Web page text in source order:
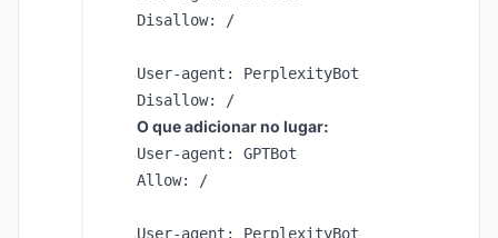
Disallow: /
User-agent: PerplexityBot
O que adicionar no lugar:
User-agent: GPTBot
Allow: /
User-agent: PerplexityBot